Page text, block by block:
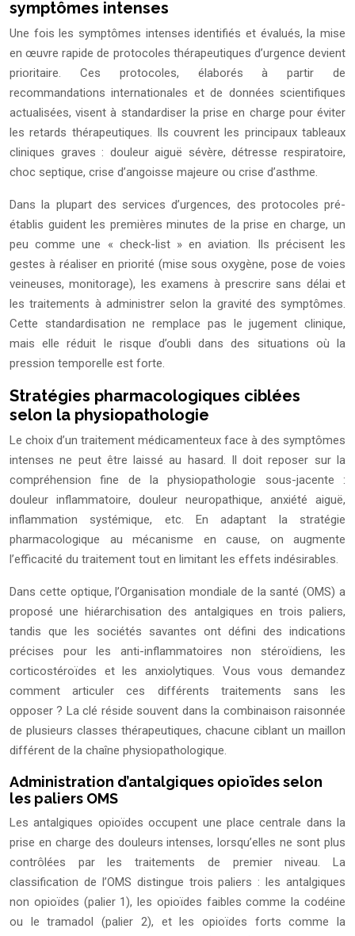
symptômes intenses
Une fois les symptômes intenses identifiés et évalués, la mise
en œuvre rapide de protocoles thérapeutiques d’urgence devient
prioritaire. Ces protocoles, élaborés à partir de
recommandations internationales et de données scientifiques
actualisées, visent à standardiser la prise en charge pour éviter
les retards thérapeutiques. Ils couvrent les principaux tableaux
cliniques graves : douleur aiguë sévère, détresse respiratoire,
choc septique, crise d’angoisse majeure ou crise d’asthme.
Dans la plupart des services d’urgences, des protocoles pré-
établis guident les premières minutes de la prise en charge, un
peu comme une « check-list » en aviation. Ils précisent les
gestes à réaliser en priorité (mise sous oxygène, pose de voies
veineuses, monitorage), les examens à prescrire sans délai et
les traitements à administrer selon la gravité des symptômes.
Cette standardisation ne remplace pas le jugement clinique,
mais elle réduit le risque d’oubli dans des situations où la
pression temporelle est forte.
Stratégies pharmacologiques ciblées
selon la physiopathologie
Le choix d’un traitement médicamenteux face à des symptômes
intenses ne peut être laissé au hasard. Il doit reposer sur la
compréhension fine de la physiopathologie sous-jacente :
douleur inflammatoire, douleur neuropathique, anxiété aiguë,
inflammation systémique, etc. En adaptant la stratégie
pharmacologique au mécanisme en cause, on augmente
l’efficacité du traitement tout en limitant les effets indésirables.
Dans cette optique, l’Organisation mondiale de la santé (OMS) a
proposé une hiérarchisation des antalgiques en trois paliers,
tandis que les sociétés savantes ont défini des indications
précises pour les anti-inflammatoires non stéroïdiens, les
corticostéroïdes et les anxiolytiques. Vous vous demandez
comment articuler ces différents traitements sans les
opposer ? La clé réside souvent dans la combinaison raisonnée
de plusieurs classes thérapeutiques, chacune ciblant un maillon
différent de la chaîne physiopathologique.
Administration d’antalgiques opioïdes selon
les paliers OMS
Les antalgiques opioïdes occupent une place centrale dans la
prise en charge des douleurs intenses, lorsqu’elles ne sont plus
contrôlées par les traitements de premier niveau. La
classification de l’OMS distingue trois paliers : les antalgiques
non opioïdes (palier 1), les opioïdes faibles comme la codéine
ou le tramadol (palier 2), et les opioïdes forts comme la